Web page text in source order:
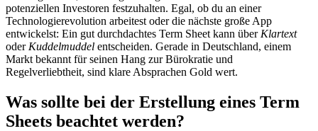
potenziellen Investoren festzuhalten. Egal, ob du an einer
Technologierevolution arbeitest oder die nächste große App
entwickelst: Ein gut durchdachtes Term Sheet kann über Klartext
oder Kuddelmuddel entscheiden. Gerade in Deutschland, einem
Markt bekannt für seinen Hang zur Bürokratie und
Regelverliebtheit, sind klare Absprachen Gold wert.
Was sollte bei der Erstellung eines Term
Sheets beachtet werden?